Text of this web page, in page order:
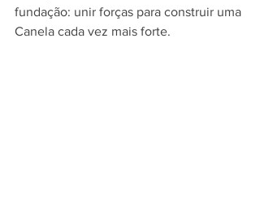
fundação: unir forças para construir uma
Canela cada vez mais forte.